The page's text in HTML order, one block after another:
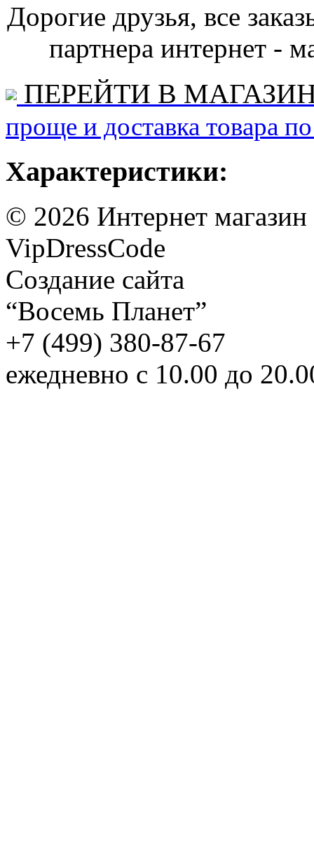
Дорогие друзья, все
партнера интернет -
ПЕРЕЙТИ В
проще и доставка товара
Характеристики:
© 2026 Интернет магазин
VipDressCode
Создание сайта
“Восемь Планет”
+7 (499) 380-87-67
ежедневно с 10.00 до